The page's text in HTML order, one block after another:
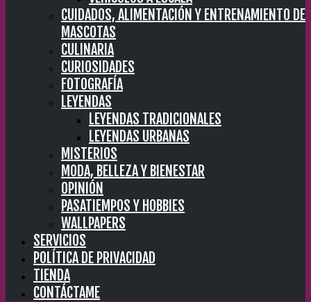
CUIDADOS, ALIMENTACIÓN Y ENTRENAMIENTO DE
MASCOTAS
CULINARIA
CURIOSIDADES
FOTOGRAFÍA
LEYENDAS
LEYENDAS TRADICIONALES
LEYENDAS URBANAS
MISTERIOS
MODA, BELLEZA Y BIENESTAR
OPINIÓN
PASATIEMPOS Y HOBBIES
WALLPAPERS
SERVICIOS
POLÍTICA DE PRIVACIDAD
TIENDA
CONTÁCTAME